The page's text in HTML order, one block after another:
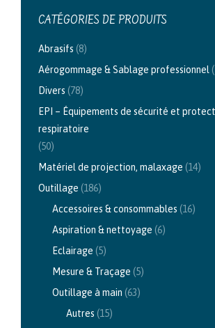
CATÉGORIES DE PRODUITS
Abrasifs (8)
Aérogommage & Sablage professionnel
Divers (78)
EPI – Équipements de sécurité et
respiratoire
(50)
Matériel de projection, malaxage (14)
Outillage (186)
Accessoires & consommables (16)
Aspiration & nettoyage (6)
Eclairage (5)
Mesure & Traçage (5)
Outillage à main (63)
Autres (15)